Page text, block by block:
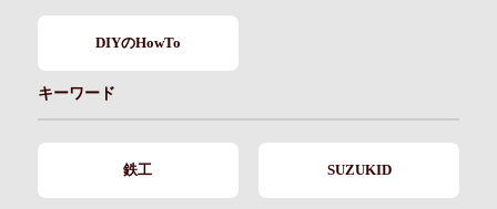
DIYのHowTo
キーワード
鉄工 SUZUKID